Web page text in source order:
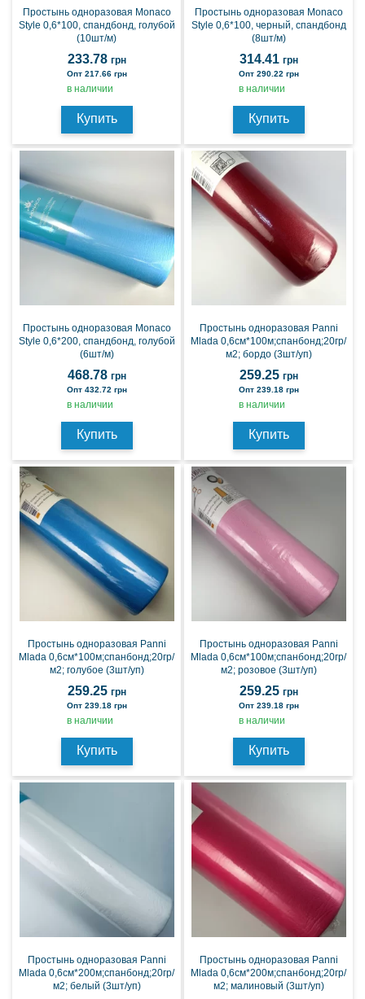
Простынь одноразовая Monaco
Style 0,6*100, спандбонд, голубой
(10шт/м)
233.78 грн
Опт 217.66 грн
в наличии
Купить
Простынь одноразовая Monaco
Style 0,6*100, черный, спандбонд
(8шт/м)
314.41 грн
Опт 290.22 грн
в наличии
Купить
Простынь одноразовая Monaco
Style 0,6*200, спандбонд, голубой
(6шт/м)
468.78 грн
Опт 432.72 грн
в наличии
Купить
Простынь одноразовая Panni
Mlada 0,6см*100м;спанбонд;20гр/
м2; бордо (3шт/уп)
259.25 грн
Опт 239.18 грн
в наличии
Купить
Простынь одноразовая Panni
Mlada 0,6см*100м;спанбонд;20гр/
м2; голубое (3шт/уп)
259.25 грн
Опт 239.18 грн
в наличии
Купить
Простынь одноразовая Panni
Mlada 0,6см*100м;спанбонд;20гр/
м2; розовое (3шт/уп)
259.25 грн
Опт 239.18 грн
в наличии
Купить
Простынь одноразовая Panni
Mlada 0,6см*200м;спанбонд;20гр/
м2; белый (3шт/уп)
Простынь одноразовая Panni
Mlada 0,6см*200м;спанбонд;20гр/
м2; малиновый (3шт/уп)